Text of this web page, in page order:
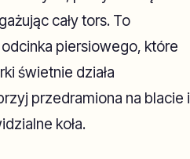
cały tors. To
piersiowego, które
świetnie działa
przedramiona na blacie i
koła.